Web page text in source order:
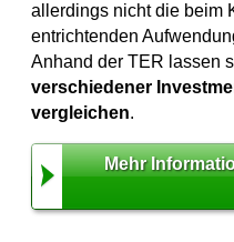
allerdings nicht die beim
entrichtenden
Anhand der TER lassen
verschiedener
vergleichen.
Mehr